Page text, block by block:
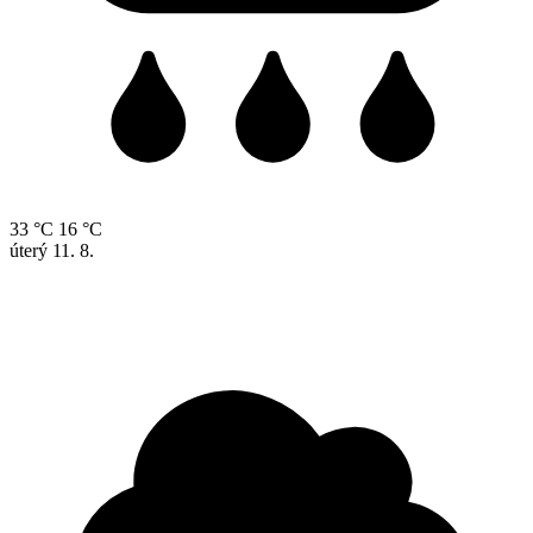
33 °C 16 °C
úterý 11. 8.